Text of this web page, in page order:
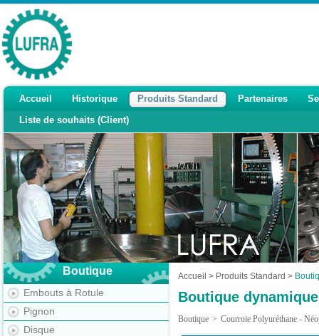
Accueil Historique Produits Standard Partenaires
Liste de souhaits (Client)
Boutique
Embouts à Rotule
Pignon
Disque
Accueil > Produits Standard >
Boutique dynamique
Boutique > Courroie Polyuréthane -